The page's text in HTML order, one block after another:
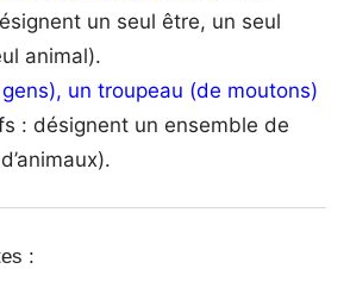
un seul être, un seul
animal).
un troupeau (de moutons)
: désignent un ensemble de
: